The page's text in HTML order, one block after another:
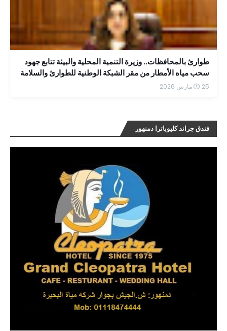
طوارئ بالمحافظات.. وزيرة التنمية المحلية والبيئة تتابع جهود
سحب مياه الأمطار من مقر الشبكة الوطنية للطوارئ والسلامة
25 مارس 2026
فندق جراند كليوباترا دمنهور